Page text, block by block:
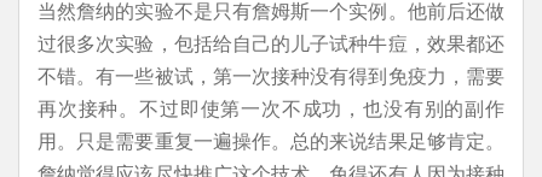
当然詹纳的实验不是只有詹姆斯一个实例。他前后还做
过很多次实验，包括给自己的儿子试种牛痘，效果都还
不错。有一些被试，第一次接种没有得到免疫力，需要
再次接种。不过即使第一次不成功，也没有别的副作
用。只是需要重复一遍操作。总的来说结果足够肯定。